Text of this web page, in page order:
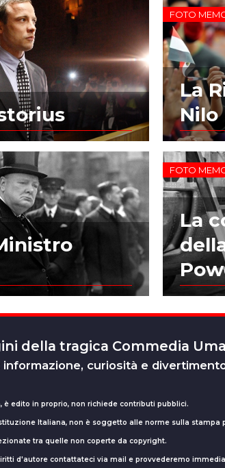
FOTO
La
Nilo
FOTO
La
della tragica Commedia
curiosità e
è edito in proprio, non richiede contributi pubblici.
Italiana, non è soggetto alle norme sulla stampa
tra quelle non coperte da copyright.
d'autore contattateci via mail e provvederemo